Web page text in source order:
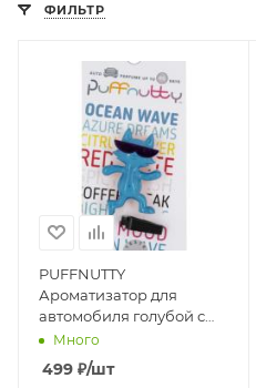
ФИЛЬТР
PUFFNUTTY
Ароматизатор для
автомобиля голубой с
ароматом OCEAN WAVE |
ОКЕАНСКАЯ ВОЛНА
Много
499 ₽/шт